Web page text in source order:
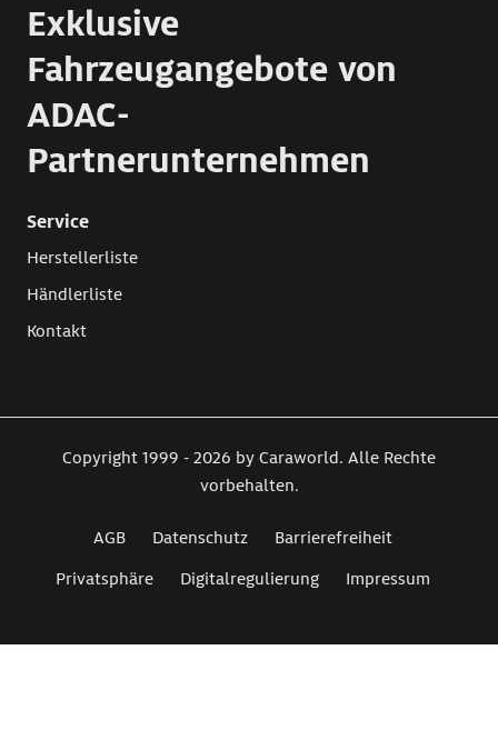
Exklusive
Fahrzeugangebote von
ADAC-
Partnerunternehmen
Service
Herstellerliste
Händlerliste
Kontakt
Copyright 1999 - 2026 by Caraworld. Alle Rechte
vorbehalten.
AGB Datenschutz
Barrierefreiheit
Privatsphäre
Digitalregulierung Impressum